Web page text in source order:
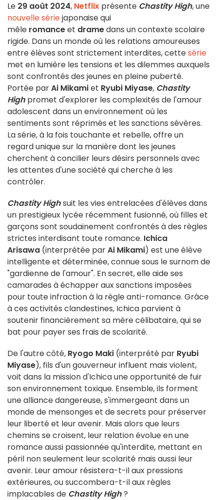
Le 29 août 2024, Netflix présente Chastity High, une
nouvelle sériejaponaise qui
mêle romanceet dramedans un contexte scolaire
rigide. Dans un monde où les relations amoureuses
entre élèves sont strictement interdites, cettesérie
met en lumière les tensions et les dilemmes auxquels
sont confrontés des jeunes en pleine puberté.
Portée parAi Mikamiet Ryubi Miyase, Chastity
High promet d'explorer les complexités de l'amour
adolescent dans un environnement où les
sentiments sont réprimés et les sanctions sévères.
La série, à la fois touchante et rebelle, offre un
regard unique sur la manière dont les jeunes
cherchent à concilier leurs désirs personnels avec
les attentes d'une société qui cherche à les
contrôler.
Chastity Highsuit les vies entrelacées d'élèves dans
un prestigieux lycée récemment fusionné, où filles et
garçons sont soudainement confrontés à des règles
strictes interdisant toute romance. Ichica
Arisawa (interprétée parAi Mikami) est une élève
intelligente et déterminée, connue sous le surnom de
"gardienne de l'amour". En secret, elle aide ses
camarades à échapper aux sanctions imposées
pour toute infraction à la règle anti-romance. Grâce
à ces activités clandestines, Ichica parvient à
soutenir financièrement sa mère célibataire, qui se
bat pour payer ses frais de scolarité.
De l'autre côté, Ryogo Maki (interprété par Ryubi
Miyase), fils d'un gouverneur influent mais violent,
voit dans la mission d'Ichica une opportunité de fuir
son environnement toxique. Ensemble, ils forment
une alliance dangereuse, s'immergeant dans un
monde de mensonges et de secrets pour préserver
leur liberté et leur avenir. Mais alors que leurs
chemins se croisent, leur relation évolue en une
romance aussi passionnée qu'interdite, mettant en
péril non seulement leur scolarité mais aussi leur
avenir. Leur amour résistera-t-il aux pressions
extérieures, ou succombera-t-il aux règles
implacables de Chastity High?